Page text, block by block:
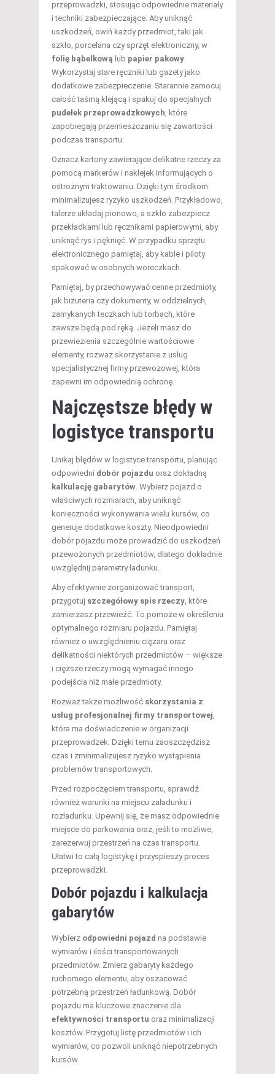
przeprowadzki, stosując odpowiednie materiały
i techniki zabezpieczające. Aby uniknąć
uszkodzeń, owiń każdy przedmiot, taki jak
szkło, porcelana czy sprzęt elektroniczny, w
folię bąbelkową lub papier pakowy.
Wykorzystaj stare ręczniki lub gazety jako
dodatkowe zabezpieczenie. Starannie zamocuj
całość taśmą klejącą i spakuj do specjalnych
pudełek przeprowadzkowych, które
zapobiegają przemieszczaniu się zawartości
podczas transportu.
Oznacz kartony zawierające delikatne rzeczy za
pomocą markerów i naklejek informujących o
ostrożnym traktowaniu. Dzięki tym środkom
minimalizujesz ryzyko uszkodzeń. Przykładowo,
talerze układaj pionowo, a szkło zabezpiecz
przekładkami lub ręcznikami papierowymi, aby
uniknąć rys i pęknięć. W przypadku sprzętu
elektronicznego pamiętaj, aby kable i piloty
spakować w osobnych woreczkach.
Pamiętaj, by przechowywać cenne przedmioty,
jak biżuteria czy dokumenty, w oddzielnych,
zamykanych teczkach lub torbach, które
zawsze będą pod ręką. Jeżeli masz do
przewiezienia szczególnie wartościowe
elementy, rozważ skorzystanie z usług
specjalistycznej firmy przewozowej, która
zapewni im odpowiednią ochronę.
Najczęstsze błędy w
logistyce transportu
Unikaj błędów w logistyce transportu, planując
odpowiedni dobór pojazdu oraz dokładną
kalkulację gabarytów. Wybierz pojazd o
właściwych rozmiarach, aby uniknąć
konieczności wykonywania wielu kursów, co
generuje dodatkowe koszty. Nieodpowiedni
dobór pojazdu może prowadzić do uszkodzeń
przewożonych przedmiotów, dlatego dokładnie
uwzględnij parametry ładunku.
Aby efektywnie zorganizować transport,
przygotuj szczegółowy spis rzeczy, które
zamierzasz przewieźć. To pomoże w określeniu
optymalnego rozmiaru pojazdu. Pamiętaj
również o uwzględnieniu ciężaru oraz
delikatności niektórych przedmiotów – większe
i cięższe rzeczy mogą wymagać innego
podejścia niż małe przedmioty.
Rozważ także możliwość skorzystania z
usług profesjonalnej firmy transportowej,
która ma doświadczenie w organizacji
przeprowadzek. Dzięki temu zaoszczędzisz
czas i zminimalizujesz ryzyko wystąpienia
problemów transportowych.
Przed rozpoczęciem transportu, sprawdź
również warunki na miejscu załadunku i
rozładunku. Upewnij się, że masz odpowiednie
miejsce do parkowania oraz, jeśli to możliwe,
zarezerwuj przestrzeń na czas transportu.
Ułatwi to całą logistykę i przyspieszy proces
przeprowadzki.
Dobór pojazdu i kalkulacja
gabarytów
Wybierz odpowiedni pojazd na podstawie
wymiarów i ilości transportowanych
przedmiotów. Zmierz gabaryty każdego
ruchomego elementu, aby oszacować
potrzebną przestrzeń ładunkową. Dobór
pojazdu ma kluczowe znaczenie dla
efektywności transportu oraz minimalizacji
kosztów. Przygotuj listę przedmiotów i ich
wymiarów, co pozwoli uniknąć niepotrzebnych
kursów.